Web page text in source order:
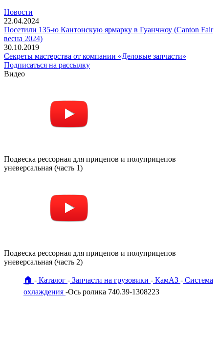
Новости
22.04.2024
Посетили 135-ю Кантонскую ярмарку в Гуанчжоу (Canton Fair
весна 2024)
30.10.2019
Секреты мастерства от компании «Деловые запчасти»
Подписаться на рассылку
Видео
Подвеска рессорная для прицепов и полуприцепов
уневерсальная (часть 1)
Подвеска рессорная для прицепов и полуприцепов
уневерсальная (часть 2)
🏠 Каталог Запчасти на грузовики КамАЗ
Система
охлаждения Ось ролика 740.39-1308223